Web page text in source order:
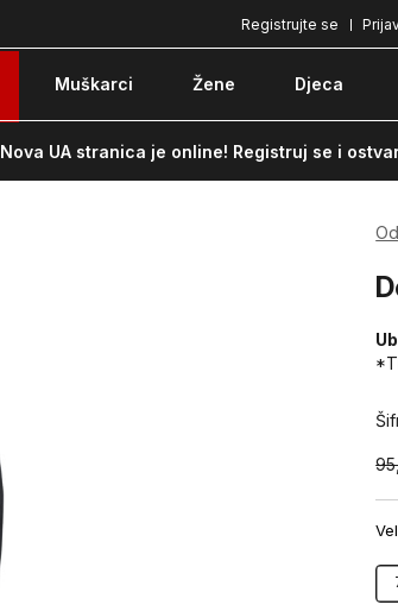
Plaćanje karticom ili pouzećemRegistrujte se
Muškarci Žene Djeca
Nova UA stranica je online! Registruj se i